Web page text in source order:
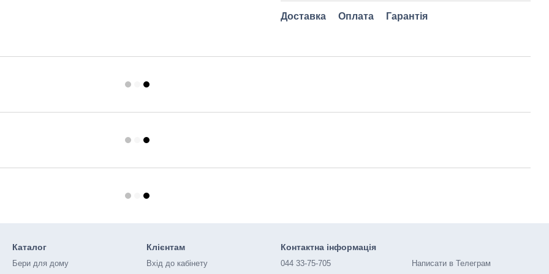
Доставка Оплата Гарантія
Каталог
Бери для дому
Клієнтам
Вхід до кабінету
Контактна інформація
044 33-75-705 Написати в Телеграм